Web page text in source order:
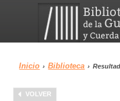
Menu
Inicio › Biblioteca ›
VOLVER